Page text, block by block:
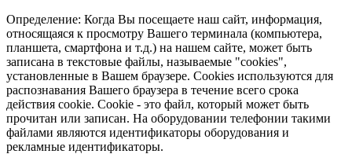
Определение: Когда Вы посещаете наш сайт, информация,
относящаяся к просмотру Вашего терминала (компьютера,
планшета, смартфона и т.д.) на нашем сайте, может быть
записана в текстовые файлы, называемые "cookies",
установленные в Вашем браузере. Cookies используются для
распознавания Вашего браузера в течение всего срока
действия cookie. Cookie - это файл, который может быть
прочитан или записан. На оборудовании телефонии такими
файлами являются идентификаторы оборудования и
рекламные идентификаторы.